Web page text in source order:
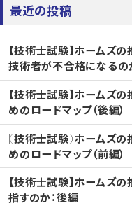
最近の投稿
【技術士試験】ホームズ
技術者が不合格になるの
【技術士試験】ホームズ
めのロードマップ（後編）
〖技術士試験〗ホームズ
めのロードマップ（前編）
【技術士試験】ホームズ
指すのか：後編